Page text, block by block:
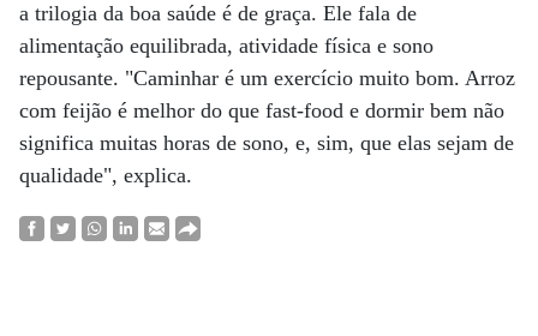
a trilogia da boa saúde é de graça. Ele fala de
alimentação equilibrada, atividade física e sono
repousante. "Caminhar é um exercício muito bom. Arroz
com feijão é melhor do que fast-food e dormir bem não
significa muitas horas de sono, e, sim, que elas sejam de
qualidade", explica.